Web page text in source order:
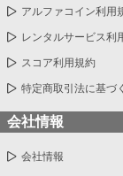
アルファコイン利用
レンタルサービス利
スコア利用規約
特定商取引法に基づ
会社情報
会社情報